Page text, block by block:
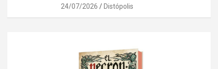
24/07/2026 Distópolis